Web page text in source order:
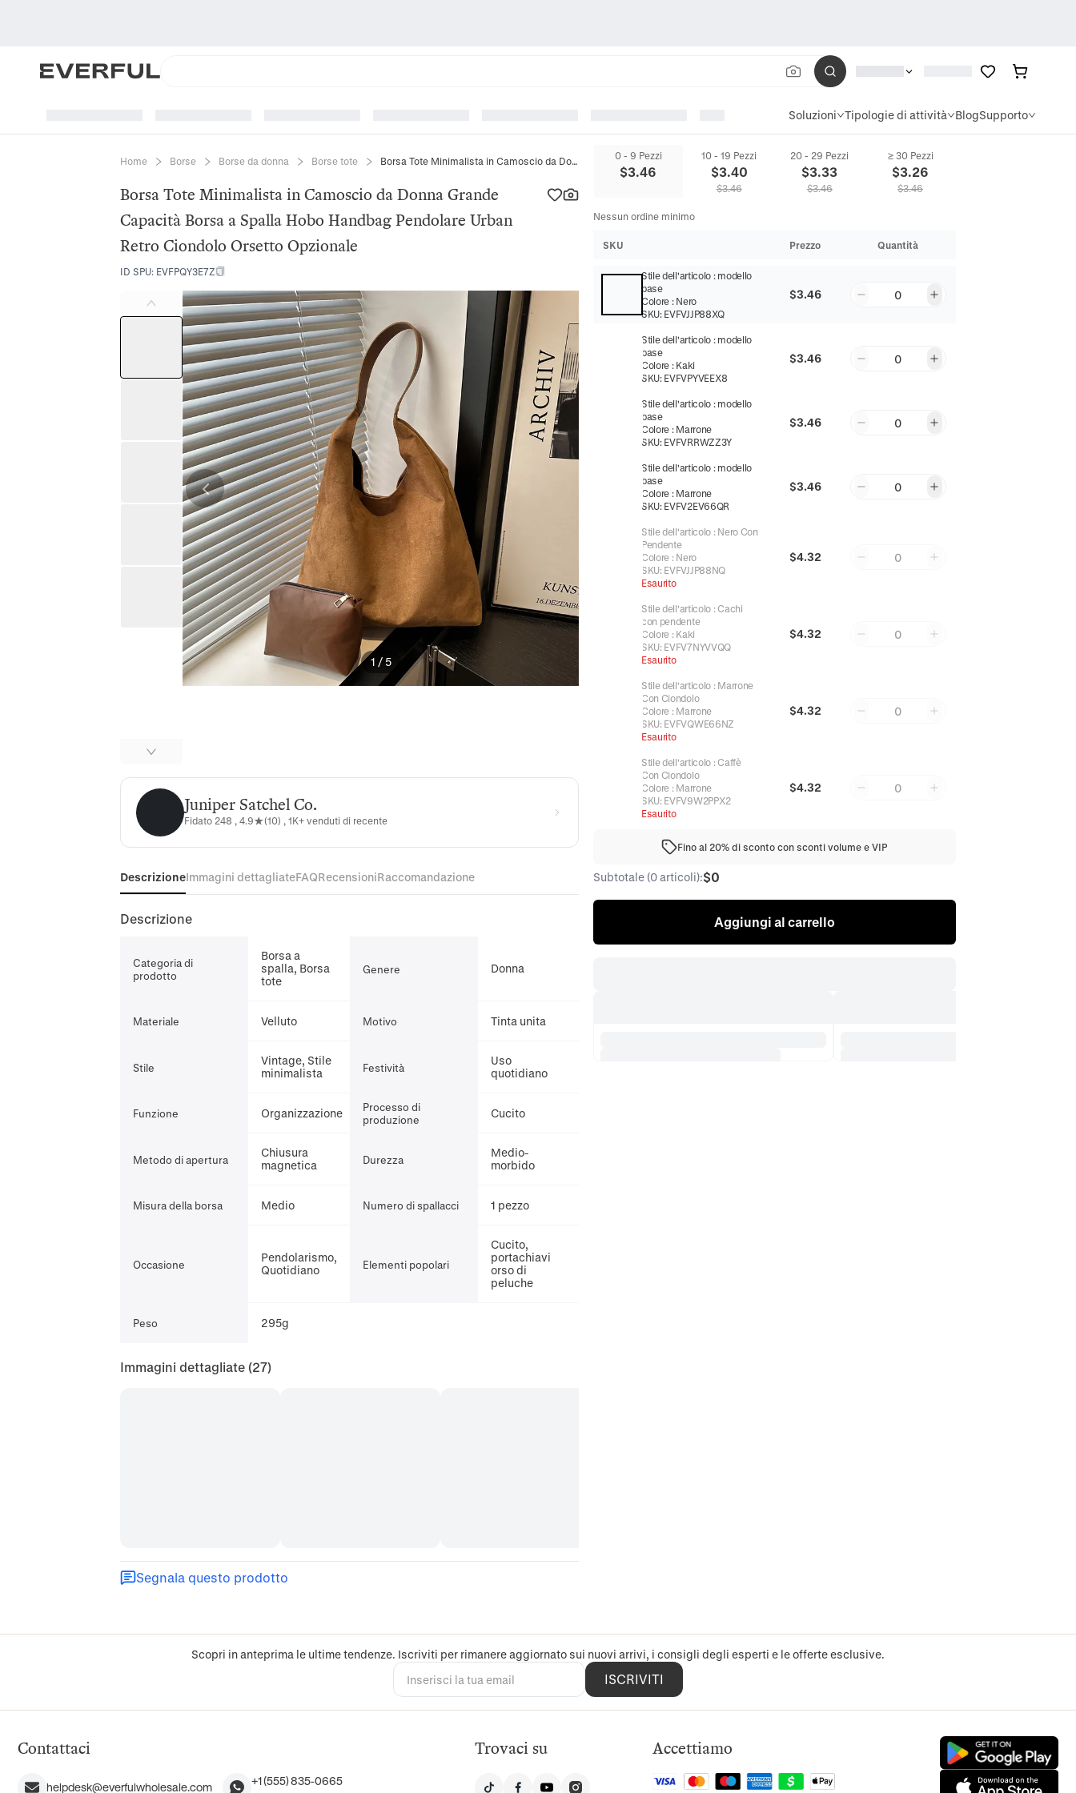
Soluzioni Tipologie di attività BlogSupporto
Home Borse Borse da donna Borse tote Borsa Tote Minimalista in Camoscio da Donna Grande Capacità Borsa a Spalla Hobo Handbag Pendolare Urban Retro Ciondolo Orsetto Opzionale
Borsa Tote Minimalista in Camoscio da Donna Grande
Capacità Borsa a Spalla Hobo Handbag Pendolare Urban
Retro Ciondolo Orsetto Opzionale
ID SPU: EVFPQY3E7Z
1 /5
Juniper Satchel Co.
Juniper Satchel Co.
Fidato 248 , 4.9★(10) , 1K+ venduti di recente
DescrizioneImmagini dettagliateFAQRecensioniRaccomandazione
Descrizione
Categoria di
prodotto
Borsa a
spalla, Borsa
tote
Genere Donna
Materiale Velluto Motivo Tinta unita
Stile
Vintage, Stile
minimalista
Festività
Uso
quotidiano
Funzione Organizzazione
Processo di
produzione
Cucito
Metodo di apertura
Chiusura
magnetica
Durezza
Medio-
morbido
Misura della borsa Medio Numero di spallacci 1 pezzo
Occasione
Pendolarismo,
Quotidiano
Elementi popolari
Cucito,
portachiavi
orso di
peluche
Peso 295g
Immagini dettagliate (27)
Segnala questo prodotto
0 - 9 Pezzi
$3.46
10 - 19 Pezzi
$3.40
$3.46
20 - 29 Pezzi
$3.33
$3.46
≥ 30 Pezzi
$3.26
$3.46
Nessun ordine minimo
SKU Prezzo Quantità
Stile dell'articolo : modello
base
Colore : Nero
SKU: EVFVJJP88XQ
$3.46 0
Stile dell'articolo : modello
base
Colore : Kaki
SKU: EVFVPYVEEX8
$3.46 0
Stile dell'articolo : modello
base
Colore : Marrone
SKU: EVFVRRWZZ3Y
$3.46 0
Stile dell'articolo : modello
base
Colore : Marrone
SKU: EVFV2EV66QR
$3.46 0
Stile dell'articolo : Nero Con
Pendente
Colore : Nero
SKU: EVFVJJP88NQ
Esaurito
$4.32 0
Stile dell'articolo : Cachi
con pendente
Colore : Kaki
SKU: EVFV7NYVVQQ
Esaurito
$4.32 0
Stile dell'articolo : Marrone
Con Ciondolo
Colore : Marrone
SKU: EVFVQWE66NZ
Esaurito
$4.32 0
Stile dell'articolo : Caffè
Con Ciondolo
Colore : Marrone
SKU: EVFV9W2PPX2
Esaurito
$4.32 0
Fino al 20% di sconto con sconti volume e VIP
Subtotale (0 articoli):$0
Aggiungi al carrello
Scopri in anteprima le ultime tendenze. Iscriviti per rimanere aggiornato sui nuovi arrivi, i consigli degli esperti e le offerte esclusive.
ISCRIVITI
Contattaci
helpdesk@everfulwholesale.com +1 (555) 835-0665
Trovaci su Accettiamo